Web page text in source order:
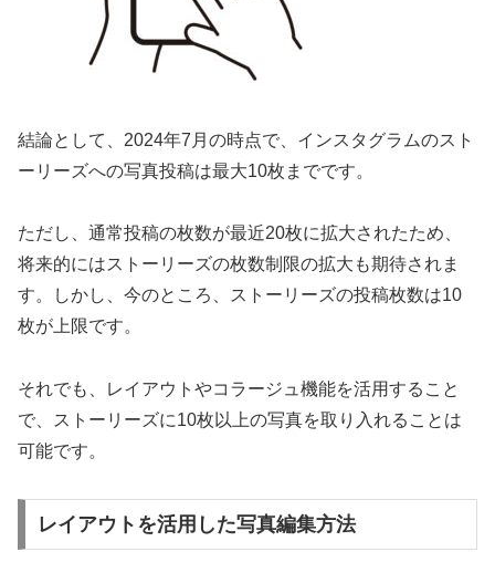
結論として、2024年7月の時点で、インスタグラムのスト
ーリーズへの写真投稿は最大10枚までです。
ただし、通常投稿の枚数が最近20枚に拡大されたため、
将来的にはストーリーズの枚数制限の拡大も期待されま
す。しかし、今のところ、ストーリーズの投稿枚数は10
枚が上限です。
それでも、レイアウトやコラージュ機能を活用すること
で、ストーリーズに10枚以上の写真を取り入れることは
可能です。
レイアウトを活用した写真編集方法